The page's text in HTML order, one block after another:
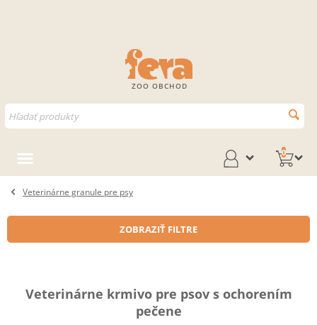
ZOO OBCHOD
0
Veterinárne granule pre psy
ZOBRAZIŤ FILTRE
Veterinárne krmivo pre psov s ochorením
pečene